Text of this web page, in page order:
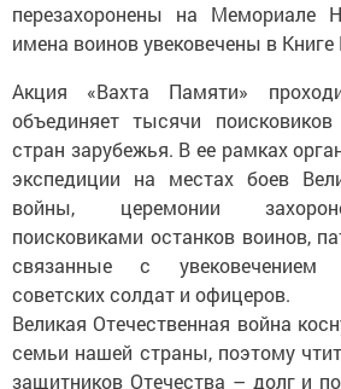
перезахоронены на Мемориале
имена воинов увековечены в
Акция «Вахта Памяти»
объединяет тысячи
стран зарубежья. В ее рамках
экспедиции на местах боев
войны, церемонии
поисковиками останков воинов,
связанные с увековечением
советских солдат и офицеров.
Великая Отечественная война
семьи нашей страны, поэтому
защитников Отечества – долг и